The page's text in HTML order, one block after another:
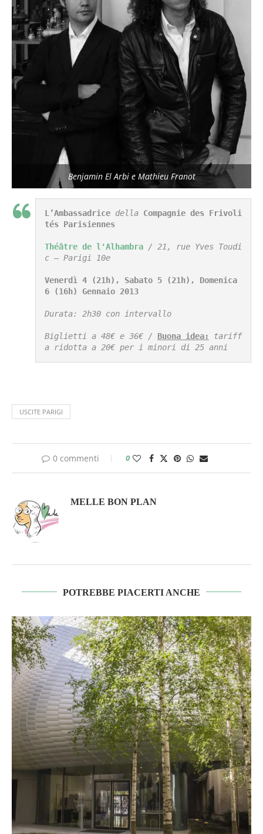
Benjamin El Arbi e Mathieu Franot
L’Ambassadrice della Compagnie des Frivoli
tés Parisiennes
Théâtre de l'Alhambra / 21, rue Yves Toudi
c – Parigi 10e
Venerdì 4 (21h), Sabato 5 (21h), Domenica
6 (16h) Gennaio 2013
Durata: 2h30 con intervallo
Biglietti a 48€ e 36€ / Buona idea:
tariff
a ridotta a 20€ per i minori di 25 anni
USCITE PARIGI
0 commenti 0
MELLE BON PLAN
POTREBBE PIACERTI ANCHE